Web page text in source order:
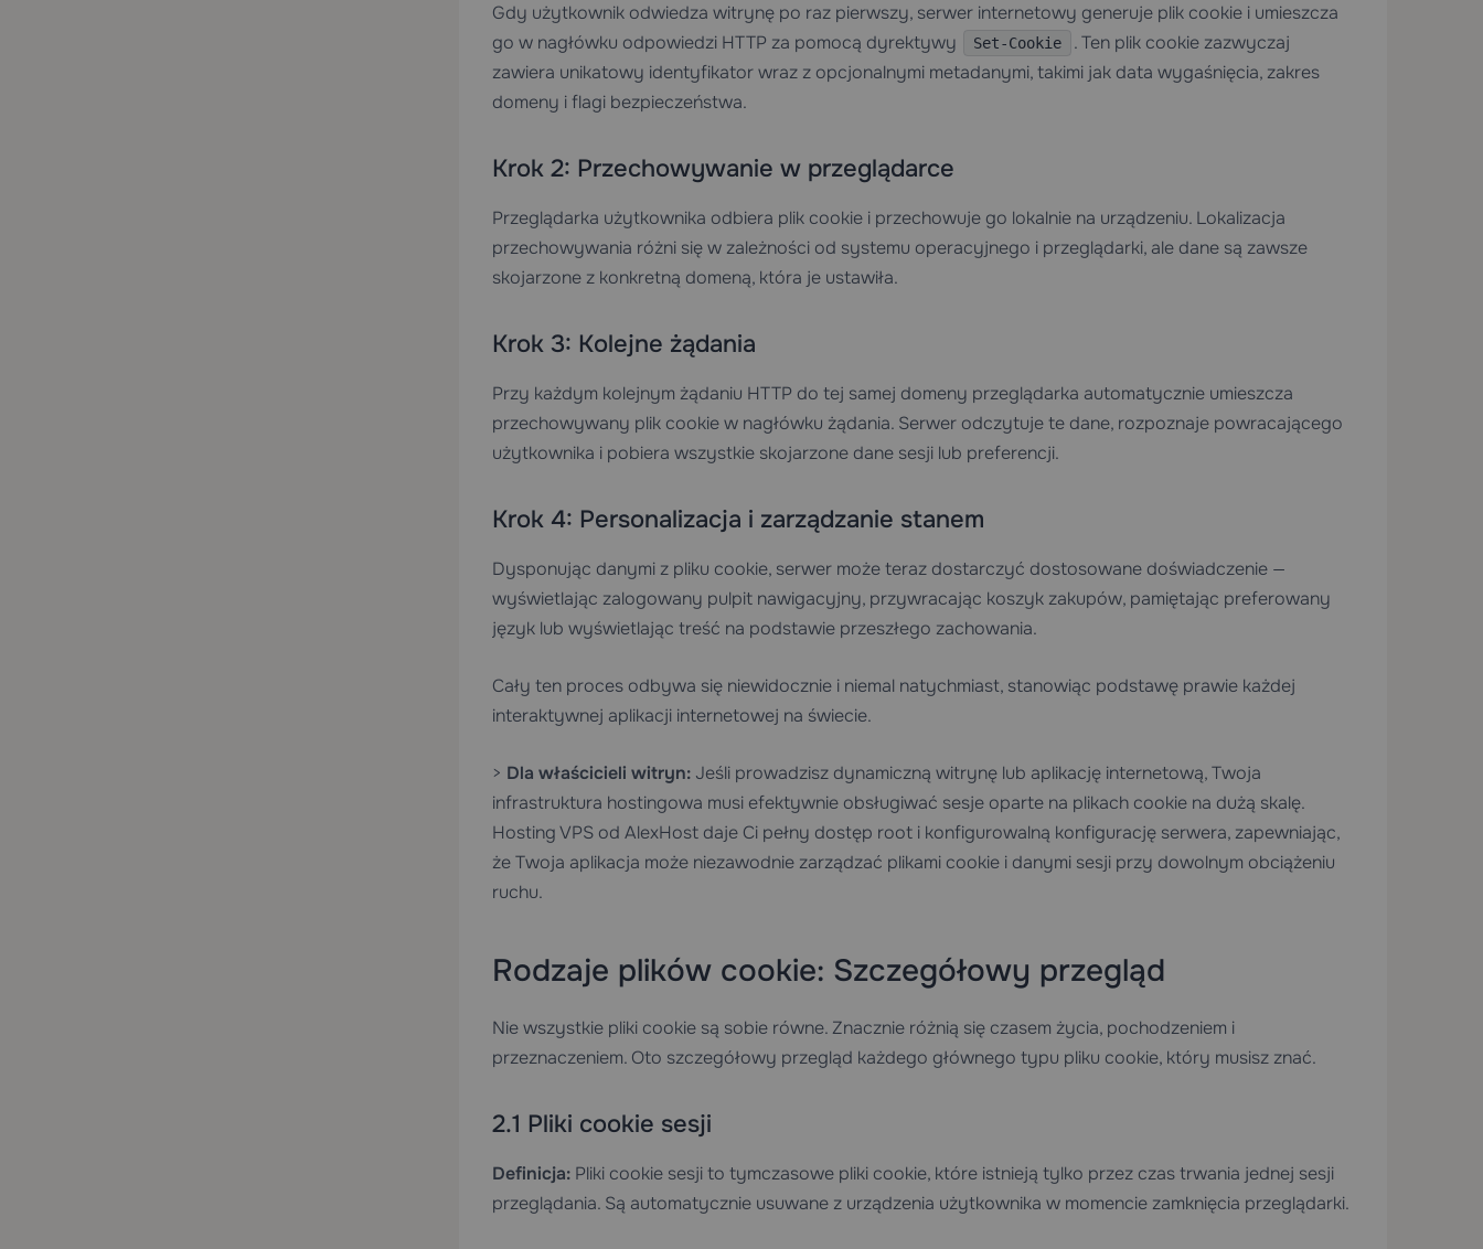
Gdy użytkownik odwiedza witrynę po raz pierwszy, serwer internetowy generuje plik cookie i umieszcza
go w nagłówku odpowiedzi HTTP za pomocą dyrektywy
Set-Cookie
. Ten plik cookie zazwyczaj
zawiera unikatowy identyfikator wraz z opcjonalnymi metadanymi, takimi jak data wygaśnięcia, zakres
domeny i flagi bezpieczeństwa.
Krok 2: Przechowywanie w przeglądarce
Przeglądarka użytkownika odbiera plik cookie i przechowuje go lokalnie na urządzeniu. Lokalizacja
przechowywania różni się w zależności od systemu operacyjnego i przeglądarki, ale dane są zawsze
skojarzone z konkretną domeną, która je ustawiła.
Krok 3: Kolejne żądania
Przy każdym kolejnym żądaniu HTTP do tej samej domeny przeglądarka automatycznie umieszcza
przechowywany plik cookie w nagłówku żądania. Serwer odczytuje te dane, rozpoznaje powracającego
użytkownika i pobiera wszystkie skojarzone dane sesji lub preferencji.
Krok 4: Personalizacja i zarządzanie stanem
Dysponując danymi z pliku cookie, serwer może teraz dostarczyć dostosowane doświadczenie —
wyświetlając zalogowany pulpit nawigacyjny, przywracając koszyk zakupów, pamiętając preferowany
język lub wyświetlając treść na podstawie przeszłego zachowania.
Cały ten proces odbywa się niewidocznie i niemal natychmiast, stanowiąc podstawę prawie każdej
interaktywnej aplikacji internetowej na świecie.
> Dla właścicieli witryn:Jeśli prowadzisz dynamiczną witrynę lub aplikację internetową, Twoja
infrastruktura hostingowa musi efektywnie obsługiwać sesje oparte na plikach cookie na dużą skalę.
Hosting VPSod AlexHost daje Ci pełny dostęp root i konfigurowalną konfigurację serwera, zapewniając,
że Twoja aplikacja może niezawodnie zarządzać plikami cookie i danymi sesji przy dowolnym obciążeniu
ruchu.
Rodzaje plików cookie: Szczegółowy przegląd
Nie wszystkie pliki cookie są sobie równe. Znacznie różnią się czasem życia, pochodzeniem i
przeznaczeniem. Oto szczegółowy przegląd każdego głównego typu pliku cookie, który musisz znać.
2.1 Pliki cookie sesji
Definicja:Pliki cookie sesji to tymczasowe pliki cookie, które istnieją tylko przez czas trwania jednej sesji
przeglądania. Są automatycznie usuwane z urządzenia użytkownika w momencie zamknięcia przeglądarki.